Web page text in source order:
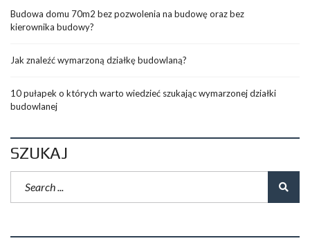
Budowa domu 70m2 bez pozwolenia na budowę oraz bez
kierownika budowy?
Jak znaleźć wymarzoną działkę budowlaną?
10 pułapek o których warto wiedzieć szukając wymarzonej działki
budowlanej
SZUKAJ